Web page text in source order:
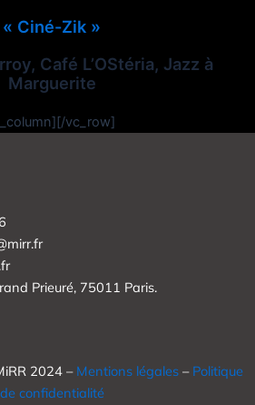
« Ciné-Zik »
Café L’OStéria, Jazz à
Marguerite
vc_row]
Prieuré, 75011 Paris.
2024 – Mentions légales – Politique
de confidentialité